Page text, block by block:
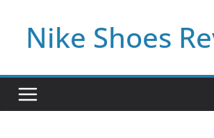
contentNike Shoes